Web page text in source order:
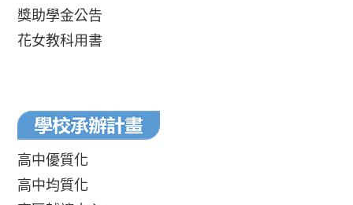
獎助學金公告
花女教科用書
高中優質化
高中均質化